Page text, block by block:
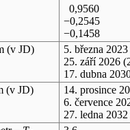
0,9560
−0,2545
−0,1458
(v JD) 5. března 2023
25. září 2026
17. dubna
(v JD) 14. prosince
6. července
27. ledna 2032